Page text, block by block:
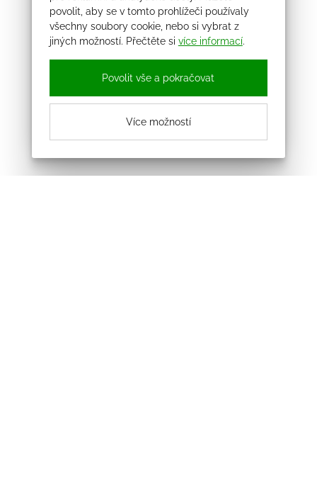
povolit, aby se v tomto prohlížeči používaly
všechny soubory cookie, nebo si vybrat z
jiných možností. Přečtěte si více informací.
Povolit vše a pokračovat
Více možností